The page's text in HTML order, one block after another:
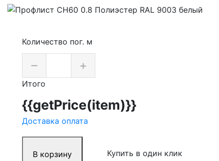
Количество пог. м
– +
Итого
{{getPrice(item)}}
Доставка оплата
В корзину Купить в один клик